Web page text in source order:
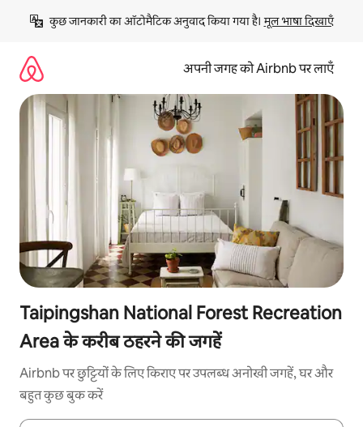
छोड़कर
कॉन्टेंट
कुछ जानकारी का ऑटोमैटिक अनुवाद किया गया है। मूल भाषा दिखाएँ
अपनी जगह को Airbnb पर लाएँ
Taipingshan National Forest Recreation
Area के करीब ठहरने की जगहें
Airbnb पर छुट्टियों के लिए किराए पर उपलब्ध अनोखी जगहें, घर और
बहुत कुछ बुक करें